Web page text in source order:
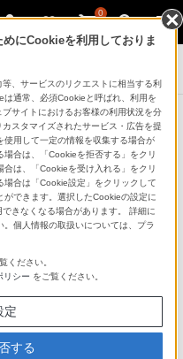
0
ウォークマン
ーズ Disney
Series
しました
にCookieを利用しておりま
、サービスのリクエストに相当する利
通常、必須Cookieと呼ばれ、利用を
サイトにおけるお客様の利用状況を分
スタマイズされたサービス・広告を提
用して一定の情報を収集する場合が
合は、「Cookieを拒否する」をクリ
は、「Cookieを受け入れる」をクリ
合は「Cookie設定」をクリックして
できます。選択したCookieの設定に
きなくなる場合があります。 詳細に
個人情報の取扱いについては、プラ
ください。
リシー をご覧ください。
定
する